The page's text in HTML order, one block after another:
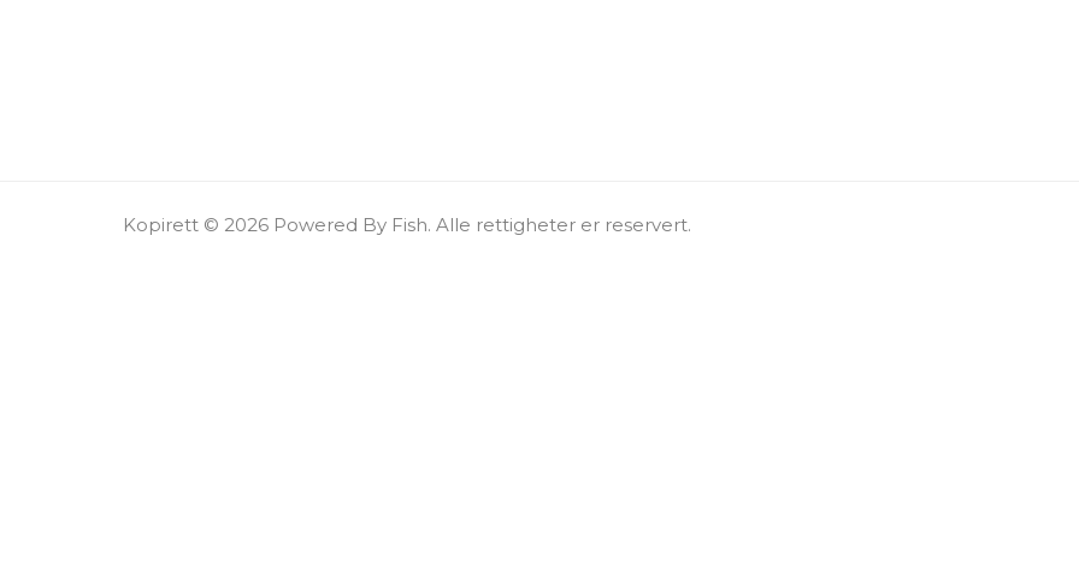
Kopirett © 2026 Powered By Fish. Alle rettigheter er reservert.